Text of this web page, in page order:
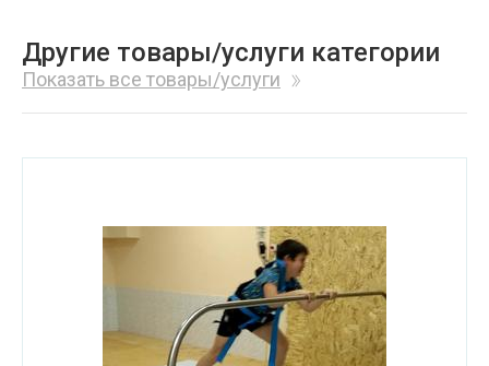
Другие товары/услуги категории
Показать все товары/услуги